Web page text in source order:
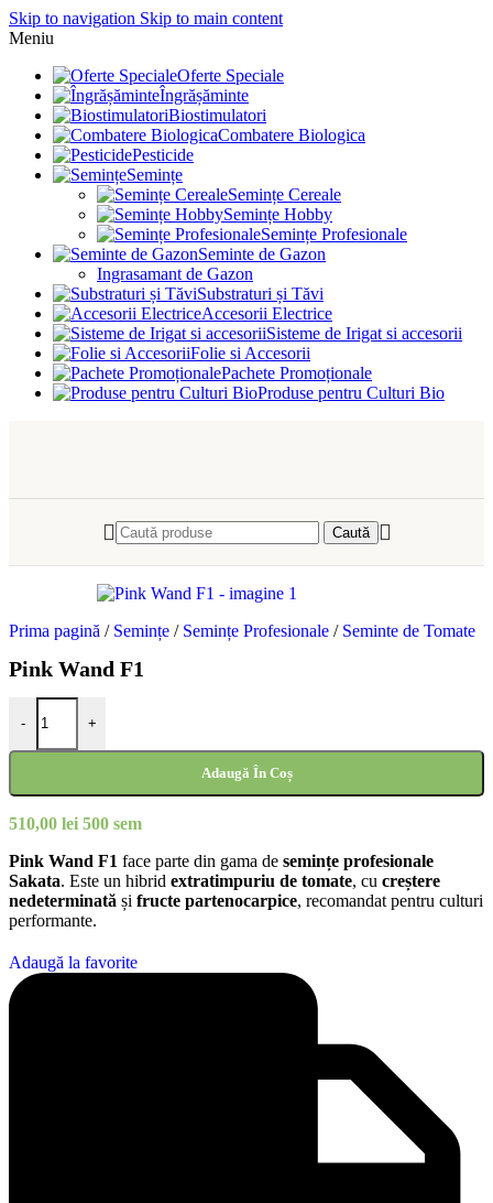
Skip to navigation Skip to main content
Meniu
Oferte Speciale
Îngrășăminte
Biostimulatori
Combatere Biologica
Pesticide
Semințe
Semințe Cereale
Semințe Hobby
Semințe Profesionale
Seminte de Gazon
Ingrasamant de Gazon
Substraturi și Tăvi
Accesorii Electrice
Sisteme de Irigat si accesorii
Folie si Accesorii
Pachete Promoționale
Produse pentru Culturi Bio
Caută
Prima pagină / Semințe / Semințe Profesionale / Seminte de Tomate
Pink Wand F1
-
Cantitate Pink Wand F1
+
Adaugă În Coș
510,00 lei 500 sem
Pink Wand F1 face parte din gama de semințe profesionale
Sakata. Este un hibrid extratimpuriu de tomate, cu creștere
nedeterminată și fructe partenocarpice, recomandat pentru culturi
performante.
Adaugă la favorite